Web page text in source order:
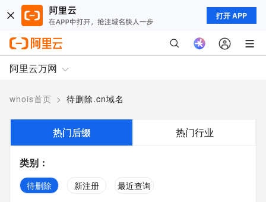
打开 APP
阿里云万网
whois首页 > 待删除.cn域名
热门后缀 热门行业
类别 ：
待删除 新注册 最近查询